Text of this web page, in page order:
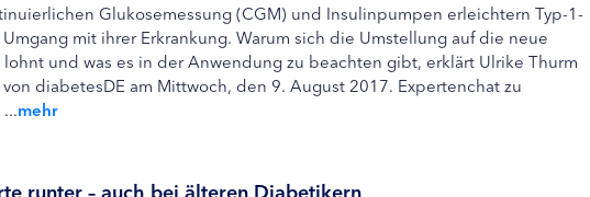
Glukosemessung (CGM) und Insulinpumpen erleichtern Typ-1-
mit ihrer Erkrankung. Warum sich die Umstellung auf die neue
und was es in der Anwendung zu beachten gibt, erklärt Ulrike Thurm
diabetesDE am Mittwoch, den 9. August 2017. Expertenchat zu
mehr
runter – auch bei älteren Diabetikern